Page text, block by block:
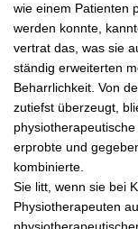
wie einem Patienten
werden konnte,
vertrat das, was sie
ständig erweiterten
Beharrlichkeit. Von
zutiefst überzeugt,
erprobte und
kombinierte.
Sie litt, wenn sie bei
Physiotherapeuten